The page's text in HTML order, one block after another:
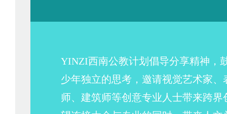
YINZI西南公教计划倡导分享精神，
少年独立的思考，邀请视觉艺术家、
师、建筑师等创意专业人士带来跨